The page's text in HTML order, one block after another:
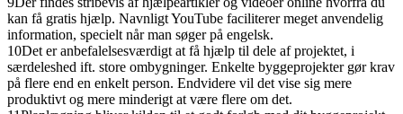
kan få gratis hjælp. Navnligt YouTube faciliterer meget anvendelig
information, specielt når man søger på engelsk.
10Det er anbefalelsesværdigt at få hjælp til dele af projektet, i
særdeleshed ift. store ombygninger. Enkelte byggeprojekter gør krav
på flere end en enkelt person. Endvidere vil det vise sig mere
produktivt og mere minderigt at være flere om det.